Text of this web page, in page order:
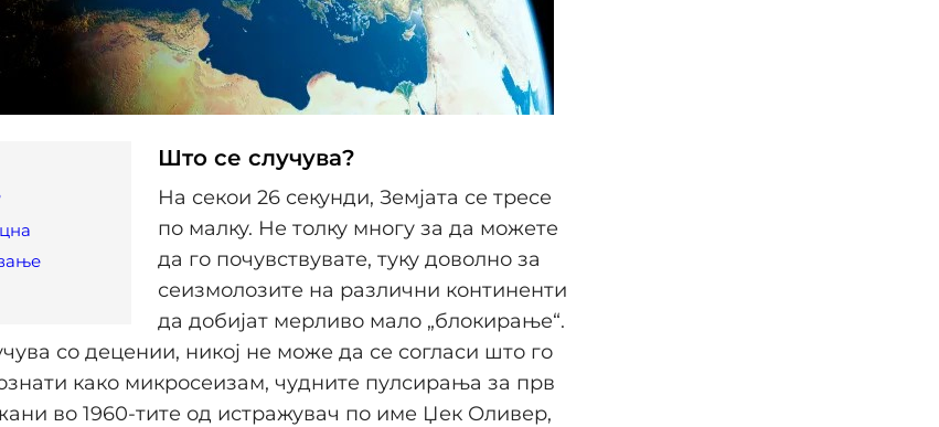
Што се случува?
На секои 26 секунди, Земјата се тресе
по малку. Не толку многу за да можете
да го почувствувате, туку доволно за
сеизмолозите на различни континенти
да добијат мерливо мало „блокирање“.
со децении, никој не може да се согласи што го
како микросеизам, чудните пулсирања за прв
во 1960-тите од истражувач по име Џек Оливер,